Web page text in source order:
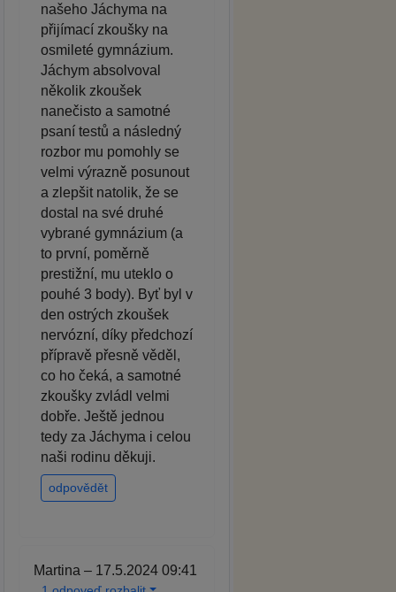
našeho Jáchyma na
přijímací zkoušky na
osmileté gymnázium.
Jáchym absolvoval
několik zkoušek
nanečisto a samotné
psaní testů a následný
rozbor mu pomohly se
velmi výrazně posunout
a zlepšit natolik, že se
dostal na své druhé
vybrané gymnázium (a
to první, poměrně
prestižní, mu uteklo o
pouhé 3 body). Byť byl v
den ostrých zkoušek
nervózní, díky předchozí
přípravě přesně věděl,
co ho čeká, a samotné
zkoušky zvládl velmi
dobře. Ještě jednou
tedy za Jáchyma i celou
naši rodinu děkuji.
odpovědět
Martina – 17.5.2024 09:41